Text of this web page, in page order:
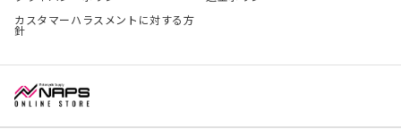
カスタマーハラスメントに対する方
針